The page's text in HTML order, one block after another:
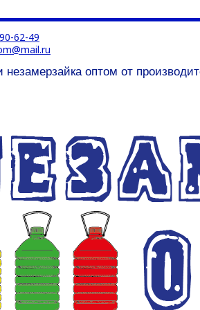
62-49
оптом от